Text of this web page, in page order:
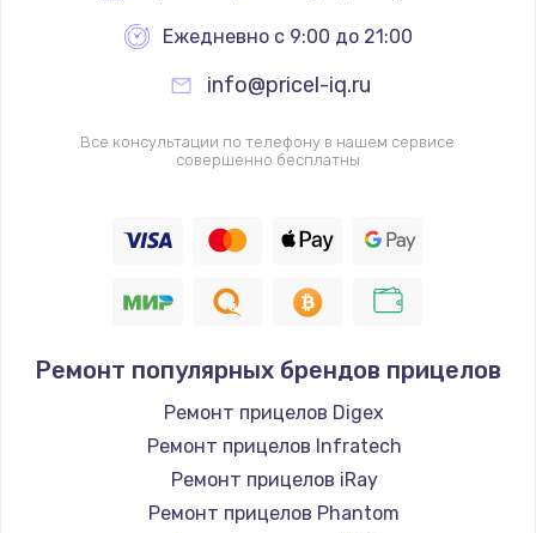
Ежедневно с 9:00 до 21:00
info@pricel-iq.ru
Все консультации по телефону в нашем сервисе
совершенно бесплатны
Ремонт популярных брендов прицелов
Ремонт прицелов Digex
Ремонт прицелов Infratech
Ремонт прицелов iRay
Ремонт прицелов Phantom